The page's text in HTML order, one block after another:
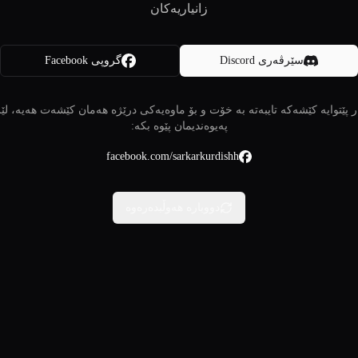
زانیاریەکان
سێرڤەری Discord گروپی Facebook
پێتوایە کێشەکە تایبەتە بە خۆت و بۆ ماوەیەکی درێژە هەمان کێشەت هەیە،
پەیوەندیمان پێوە بکە:
facebook.com/sarkarkurdishh